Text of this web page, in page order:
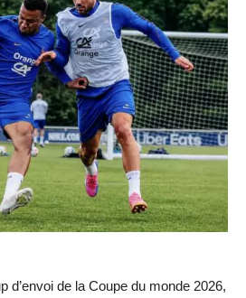
d’envoi de la Coupe du monde 2026,